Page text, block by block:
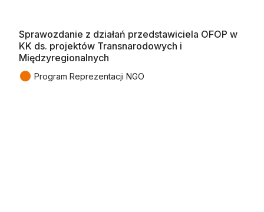
Sprawozdanie z działań przedstawiciela OFOP w
KK ds. projektów Transnarodowych i
Międzyregionalnych
● Program Reprezentacji NGO